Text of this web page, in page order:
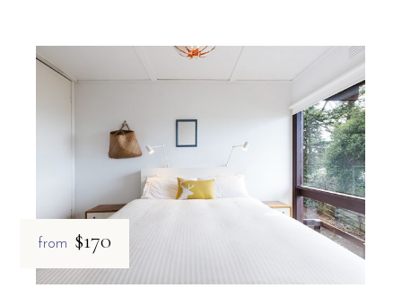
from $170